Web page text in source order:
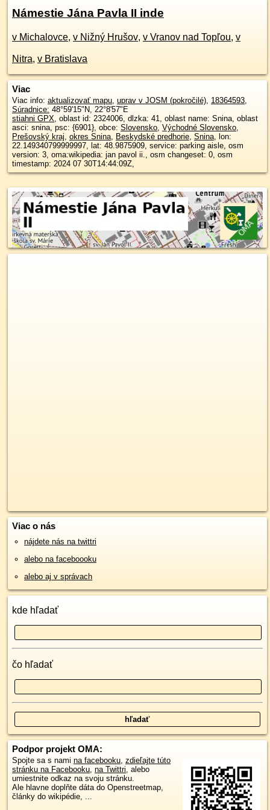
Námestie Jána Pavla II inde
v Michalovce, v Nižný Hrušov, v Vranov nad Topľou, v
Nitra, v Bratislava
Viac
Viac info: aktualizovať mapu, uprav v JOSM (pokročilé), 18364593,
Súradnice: 48°59'15"N, 22°8'57"E
stiahni GPX, oblast id: 2324006, dlzka: 41, oblast name: Snina, oblast
asci: snina, psc: {6901}, obce: Slovensko, Východné Slovensko,
Prešovský kraj, okres Snina, Beskydské predhorie, Snina, lon:
22.149340799999997, lat: 48.9875909, service: parking aisle, osm
version: 3, oma:wikipedia: jan pavol ii., osm changeset: 0, osm
timestamp: 2024 07 30T14:44:09Z,
Viac o nás
nájdete nás na twittri
alebo na faceboooku
alebo aj v správach
kde hľadať
čo hľadať
Podpor projekt OMA:
Spojte sa s nami na facebooku, zdieľajte túto
stránku na Facebooku, na Twittri, alebo
umiestnite odkaz na svoju stránku.
Ale hlavne doplňte dáta do Openstreetmap,
články do wikipédie, ...